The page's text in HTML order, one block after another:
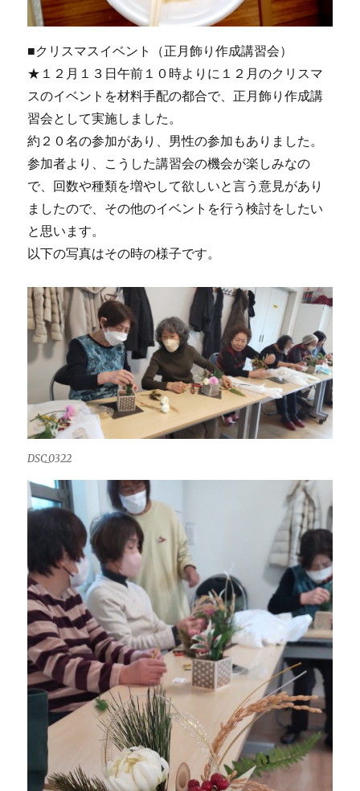
■クリスマスイベント（正月飾り作成講習会）
★１２月１３日午前１０時よりに１２月のクリスマ
スのイベントを材料手配の都合で、正月飾り作成講
習会として実施しました。
約２０名の参加があり、男性の参加もありました。
参加者より、こうした講習会の機会が楽しみなの
で、回数や種類を増やして欲しいと言う意見があり
ましたので、その他のイベントを行う検討をしたい
と思います。
以下の写真はその時の様子です。
DSC_0322